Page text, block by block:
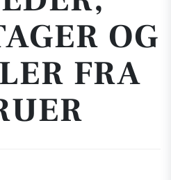
OG
FRA